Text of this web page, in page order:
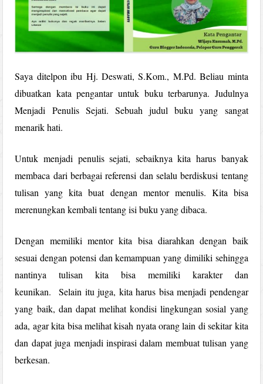
Saya ditelpon ibu Hj. Deswati, S.Kom., M.Pd. Beliau minta
dibuatkan kata pengantar untuk buku terbarunya. Judulnya
Menjadi Penulis Sejati. Sebuah judul buku yang sangat
menarik hati.
Untuk menjadi penulis sejati, sebaiknya kita harus banyak
membaca dari berbagai referensi dan selalu berdiskusi tentang
tulisan yang kita buat dengan mentor menulis. Kita bisa
merenungkan kembali tentang isi buku yang dibaca.
Dengan memiliki mentor kita bisa diarahkan dengan baik
sesuai dengan potensi dan kemampuan yang dimiliki sehingga
nantinya tulisan kita bisa memiliki karakter dan
keunikan. Selain itu juga, kita harus bisa menjadi pendengar
yang baik, dan dapat melihat kondisi lingkungan sosial yang
ada, agar kita bisa melihat kisah nyata orang lain di sekitar kita
dan dapat juga menjadi inspirasi dalam membuat tulisan yang
berkesan.